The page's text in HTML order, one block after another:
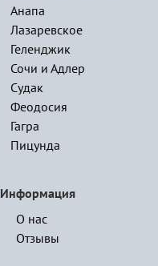
Анапа
Лазаревское
Геленджик
Сочи и Адлер
Судак
Феодосия
Гагра
Пицунда
Информация
О нас
Отзывы